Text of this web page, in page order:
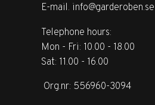
E-mail. info@garderoben.se
Telephone hours:
Mon - Fri: 10.00 - 18.00
Sat: 11.00 - 16.00
Org.nr: 556960-3094